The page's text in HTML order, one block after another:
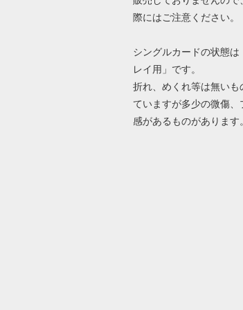
際にはご注意ください。
シングルカードの状態は
レイ用」です。
折れ、めくれ等は無いも
ていますが多少の微傷、
感があるものがあります